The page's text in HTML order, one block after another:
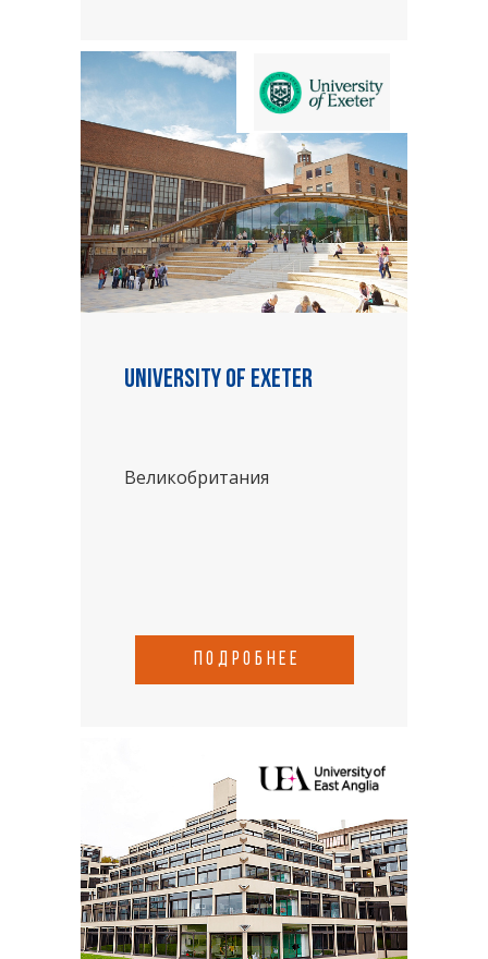
University of Exeter
Великобритания
подробнее